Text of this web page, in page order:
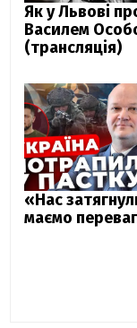
Як у Львові
Василем
(трансляція)
«Нас
маємо